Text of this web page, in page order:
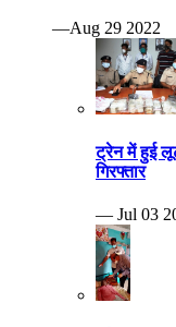
—Aug 29 2022
ट्रेन में हुई
गिरफ्तार
— Jul 03